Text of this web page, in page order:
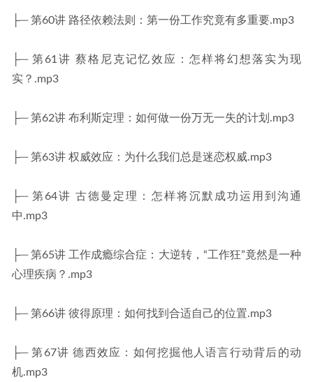
├─ 第60讲 路径依赖法则：第一份工作究竟有多重要.mp3
├─ 第61讲 蔡格尼克记忆效应：怎样将幻想落实为现
实？.mp3
├─ 第62讲 布利斯定理：如何做一份万无一失的计划.mp3
├─ 第63讲 权威效应：为什么我们总是迷恋权威.mp3
├─ 第64讲 古德曼定理：怎样将沉默成功运用到沟通
中.mp3
├─ 第65讲 工作成瘾综合症：大逆转，“工作狂”竟然是一种
心理疾病？.mp3
├─ 第66讲 彼得原理：如何找到合适自己的位置.mp3
├─ 第67讲 德西效应：如何挖掘他人语言行动背后的动
机.mp3